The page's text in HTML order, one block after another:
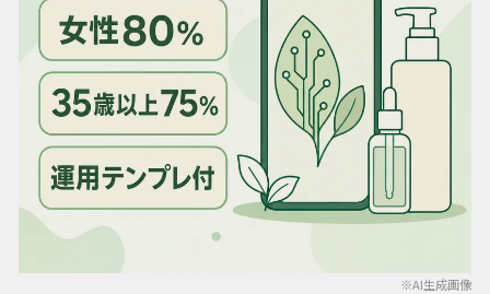
※AI生成画像